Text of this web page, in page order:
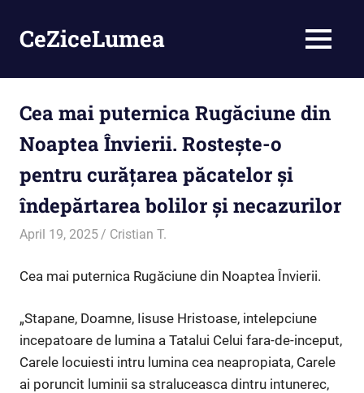
content
CeZiceLumea MENU
Cea mai puternica Rugăciune din
Noaptea Învierii. Rostește-o
pentru curățarea păcatelor și
îndepărtarea bolilor și necazurilor
April 19, 2025 Cristian T.
Cea mai puternica Rugăciune din Noaptea Învierii.
„Stapane, Doamne, Iisuse Hristoase, intelepciune
incepatoare de lumina a Tatalui Celui fara-de-inceput,
Carele locuiesti intru lumina cea neapropiata, Carele
ai poruncit luminii sa straluceasca dintru intunerec,